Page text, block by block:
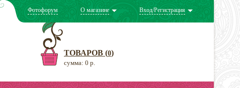
Фотофорум О магазине Вход/Регистрация
ТОВАРОВ (0)
сумма: 0 р.